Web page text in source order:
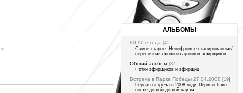
АЛЬБОМЫ
80-90-е года [41]
Самое старое. Нецифровые сканированные/
переснятые фотки из архивов эфирщиков.
Общий альбом [37]
Фотки эфирщиков и эфирщиц
Встреча в Парке Победы 27.04.2008 [19]
Первая встреча в 2008 году. Первый блин
после долгой-долгой паузы.